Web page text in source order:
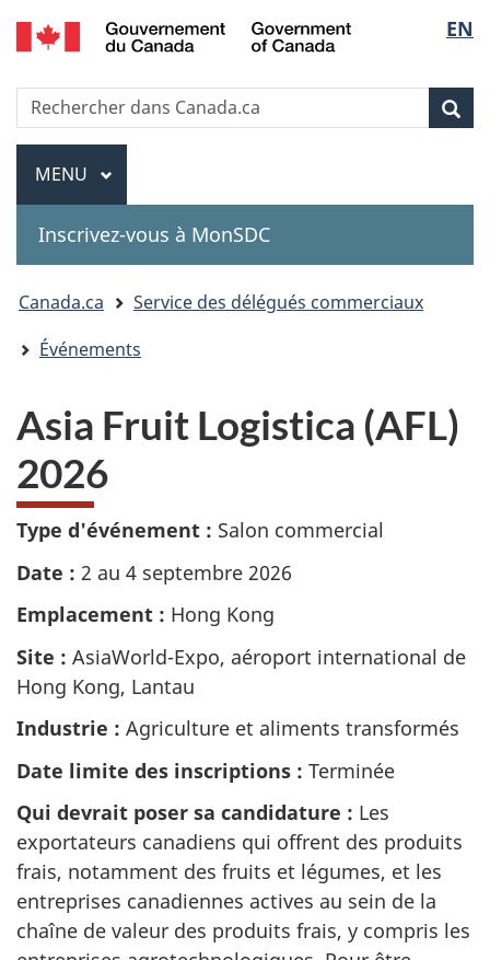
Passer
au
principal
Passer
à
Au
sujet
»
Passer
à
version
HTML
de
la
EN
Government
Recherche
Rechercher
dans
Canada.ca
Menu
MENU PRINCIPAL
Inscrivez-vous à MonSDC
You
are
here:
Canada.ca
Service des délégués commerciaux
Événements
Asia Fruit Logistica (AFL)
2026
Type d'événement : Salon commercial
Date : 2 au 4 septembre 2026
Emplacement : Hong Kong
Site : AsiaWorld-Expo, aéroport international de
Hong Kong, Lantau
Industrie : Agriculture et aliments transformés
Date limite des inscriptions : Terminée
Qui devrait poser sa candidature : Les
exportateurs canadiens qui offrent des produits
frais, notamment des fruits et légumes, et les
entreprises canadiennes actives au sein de la
chaîne de valeur des produits frais, y compris les